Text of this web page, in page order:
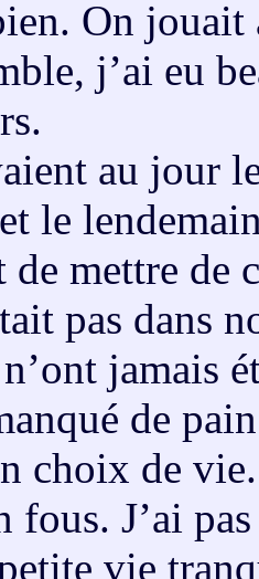
On
j’ai eu
au jour
le
mettre de
pas dans
jamais
de
choix de
fous. J’ai
vie